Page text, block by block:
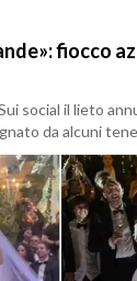
fiocco
social il lieto
da alcuni